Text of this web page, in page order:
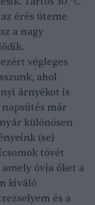
érés üteme
a nagy
végleges
ahol
árnyékot is
már
különösen
(se)
tövét
óvja őket a
kiváló
és a